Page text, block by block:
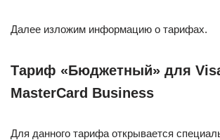
Далее изложим информацию о тарифах.
Тариф «Бюджетный» для
MasterCard Business
Для данного тарифа открывается